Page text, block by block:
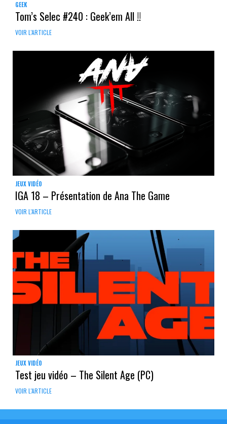
GEEK
Tom’s Selec #240 : Geek’em All !!
VOIR L'ARTICLE
JEUX VIDÉO
IGA 18 – Présentation de Ana The Game
VOIR L'ARTICLE
JEUX VIDÉO
Test jeu vidéo – The Silent Age (PC)
VOIR L'ARTICLE